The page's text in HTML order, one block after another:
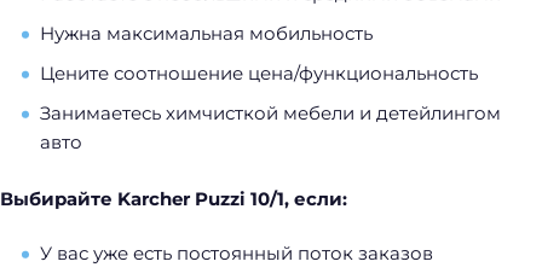
Нужна максимальная мобильность
Цените соотношение цена/функциональность
Занимаетесь химчисткой мебели и детейлингом
авто
Выбирайте Karcher Puzzi 10/1, если:
У вас уже есть постоянный поток заказов